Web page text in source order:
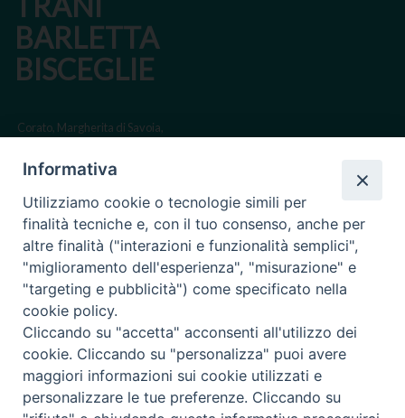
BARLETTA
BISCEGLIE
Corato, Margherita di Savoia,
Regione ecclesiastica Puglia
Via Beltrani, 9
76125 Trani BT
Centralino Tel. 0883 494211
Cancelleria Tel. 0883 494204
cancelleria@arcidiocesitrani.it
Informativa
Utilizziamo cookie o tecnologie simili per
finalità tecniche e, con il tuo consenso, anche per
altre finalità ("interazioni e funzionalità semplici",
"miglioramento dell'esperienza", "misurazione" e
"targeting e pubblicità") come specificato nella
cookie policy.
Cliccando su "accetta" acconsenti all'utilizzo dei
cookie. Cliccando su "personalizza" puoi avere
maggiori informazioni sui cookie utilizzati e
personalizzare le tue preferenze. Cliccando su